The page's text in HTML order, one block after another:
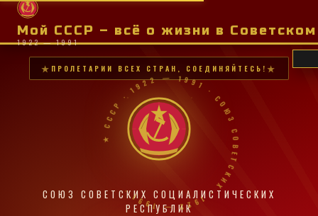
Мой СССР – всё о жизни в
1922 — 1991
ПРОЛЕТАРИИ ВСЕХ СТРАН, СОЕДИНЯЙТЕСЬ!
★ СССР · 1922 — 1991 · СОЮЗ СОВЕТСКИХ · 1922 — 1991 ·
СОЮЗ СОВЕТСКИХ СОЦИАЛИСТИЧЕСКИХ
РЕСПУБЛИК